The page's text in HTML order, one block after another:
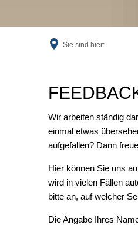
Sie sind hier:
Feedback
Wir arbeiten ständig
einmal etwas
aufgefallen? Dann
Hier können Sie uns
wird in vielen Fällen
bitte an, auf welcher
Die Angabe Ihres